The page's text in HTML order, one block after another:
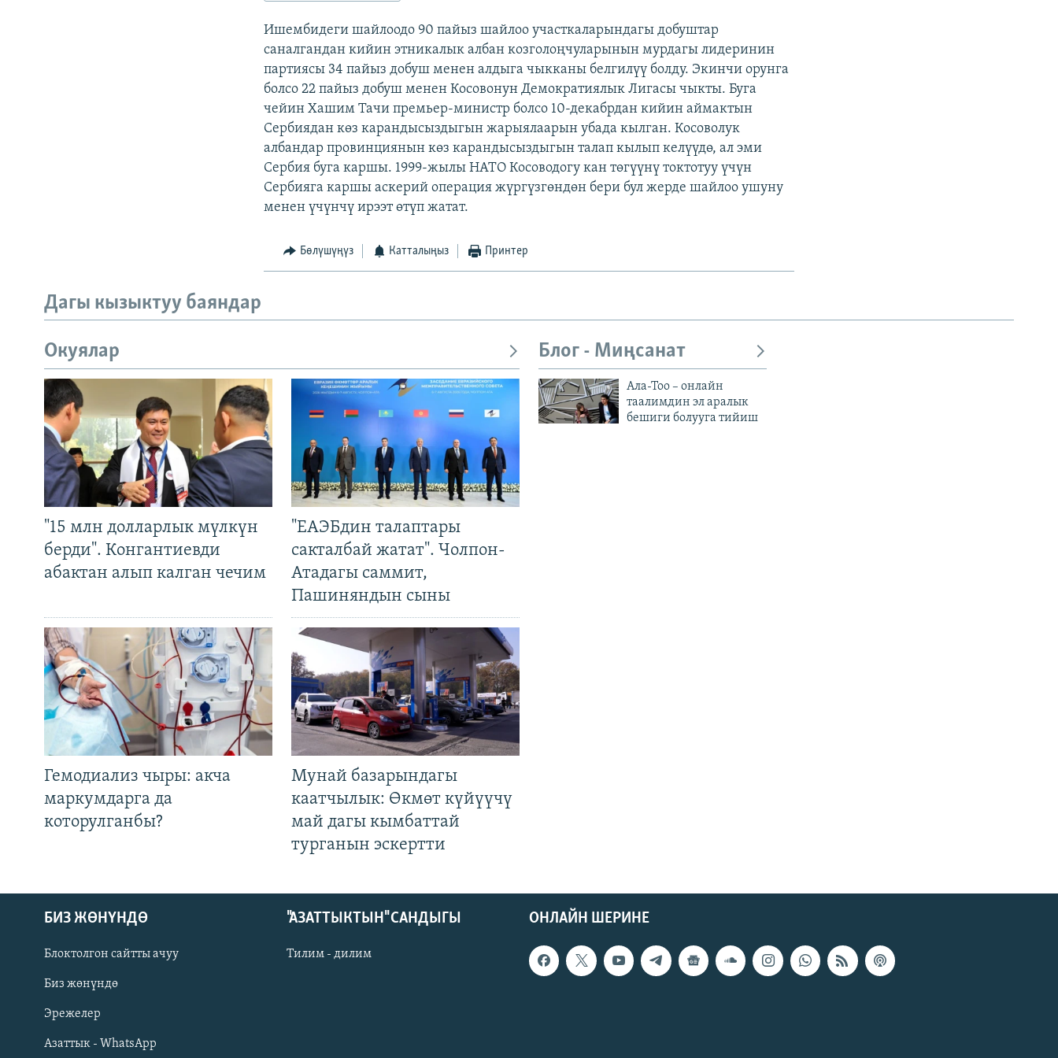
Русский
ОНЛАЙН ШЕРИНЕ
Ишембидеги шайлоодо 90 пайыз шайлоо участкаларындагы добуштар
саналгандан кийин этникалык албан козголоңчуларынын мурдагы лидеринин
партиясы 34 пайыз добуш менен алдыга чыкканы белгилүү болду. Экинчи орунга
болсо 22 пайыз добуш менен Косовонун Демократиялык Лигасы чыкты. Буга
чейин Хашим Тачи премьер-министр болсо 10-декабрдан кийин аймактын
Сербиядан көз карандысыздыгын жарыялаарын убада кылган. Косоволук
албандар провинциянын көз карандысыздыгын талап кылып келүүдө, ал эми
Сербия буга каршы. 1999-жылы НАТО Косоводогу кан төгүүнү токтотуу үчүн
Сербияга каршы аскерий операция жүргүзгөндөн бери бул жерде шайлоо ушуну
менен үчүнчү ирээт өтүп жатат.
Бөлүшүңүз Катталыңыз Принтер
Дагы кызыктуу баяндар
Окуялар
"15 млн долларлык мүлкүн
берди". Конгантиевди
абактан алып калган чечим
"ЕАЭБдин талаптары
сакталбай жатат". Чолпон-
Атадагы саммит,
Пашиняндын сыны
Гемодиализ чыры: акча
маркумдарга да
которулганбы?
Мунай базарындагы
каатчылык: Өкмөт күйүүчү
май дагы кымбаттай
турганын эскертти
Блог - Миңсанат
Ала-Тоо – онлайн
таалимдин эл аралык
бешиги болууга тийиш
ОНЛАЙН ШЕРИНЕ
БИЗ ЖӨНҮНДӨ
Блоктолгон сайтты ачуу
Биз жөнүндө
Эрежелер
Азаттык - WhatsApp
"АЗАТТЫКТЫН" САНДЫГЫ
Тилим - дилим